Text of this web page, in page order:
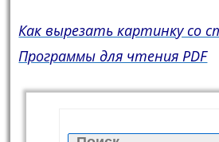
Как вырезать картинку со
Программы для чтения PDF
Найти: